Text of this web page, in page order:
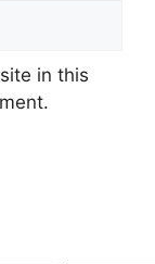
in this